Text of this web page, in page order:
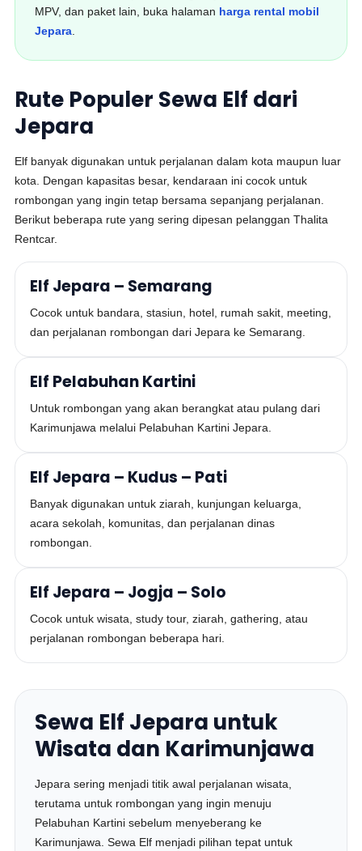
MPV, dan paket lain, buka halaman harga rental mobil
Jepara
Rute Populer Sewa Elf dari
Jepara
Elf banyak digunakan untuk perjalanan dalam kota maupun luar
kota. Dengan kapasitas besar, kendaraan ini cocok untuk
rombongan yang ingin tetap bersama sepanjang perjalanan.
Berikut beberapa rute yang sering dipesan pelanggan Thalita
Rentcar.
Elf Jepara – Semarang
Cocok untuk bandara, stasiun, hotel, rumah sakit, meeting,
dan perjalanan rombongan dari Jepara ke Semarang.
Elf Pelabuhan Kartini
Untuk rombongan yang akan berangkat atau pulang dari
Karimunjawa melalui Pelabuhan Kartini Jepara.
Elf Jepara – Kudus – Pati
Banyak digunakan untuk ziarah, kunjungan keluarga,
acara sekolah, komunitas, dan perjalanan dinas
rombongan.
Elf Jepara – Jogja – Solo
Cocok untuk wisata, study tour, ziarah, gathering, atau
perjalanan rombongan beberapa hari.
Sewa Elf Jepara untuk
Wisata dan Karimunjawa
Jepara sering menjadi titik awal perjalanan wisata,
terutama untuk rombongan yang ingin menuju
Pelabuhan Kartini sebelum menyeberang ke
Karimunjawa. Sewa Elf menjadi pilihan tepat untuk